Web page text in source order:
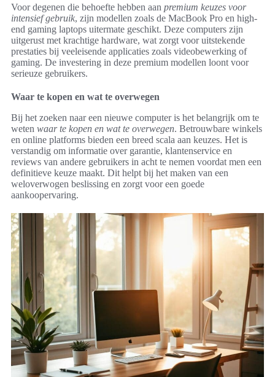
Voor degenen die behoefte hebben aan premium keuzes voor
intensief gebruik, zijn modellen zoals de MacBook Pro en high-
end gaming laptops uitermate geschikt. Deze computers zijn
uitgerust met krachtige hardware, wat zorgt voor uitstekende
prestaties bij veeleisende applicaties zoals videobewerking of
gaming. De investering in deze premium modellen loont voor
serieuze gebruikers.
Waar te kopen en wat te overwegen
Bij het zoeken naar een nieuwe computer is het belangrijk om te
weten waar te kopen en wat te overwegen. Betrouwbare winkels
en online platforms bieden een breed scala aan keuzes. Het is
verstandig om informatie over garantie, klantenservice en
reviews van andere gebruikers in acht te nemen voordat men een
definitieve keuze maakt. Dit helpt bij het maken van een
weloverwogen beslissing en zorgt voor een goede
aankoopervaring.